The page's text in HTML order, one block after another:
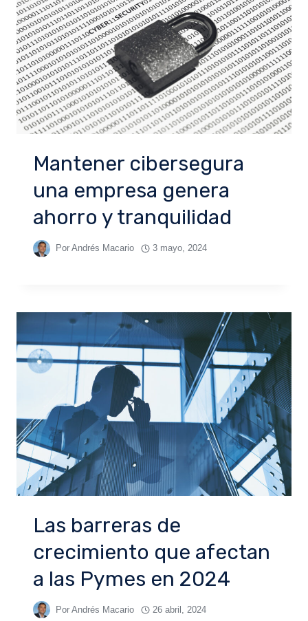
Mantener cibersegura
una empresa genera
ahorro y tranquilidad
Por Andrés Macario 3 mayo, 2024
Las barreras de
crecimiento que afectan
a las Pymes en 2024
Por Andrés Macario 26 abril, 2024